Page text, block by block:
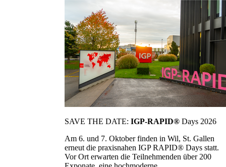
SAVE THE DATE: IGP-RAPID® Days 2026
Am 6. und 7. Oktober finden in Wil, St. Gallen
erneut die praxisnahen IGP RAPID® Days statt.
Vor Ort erwarten die Teilnehmenden über 200